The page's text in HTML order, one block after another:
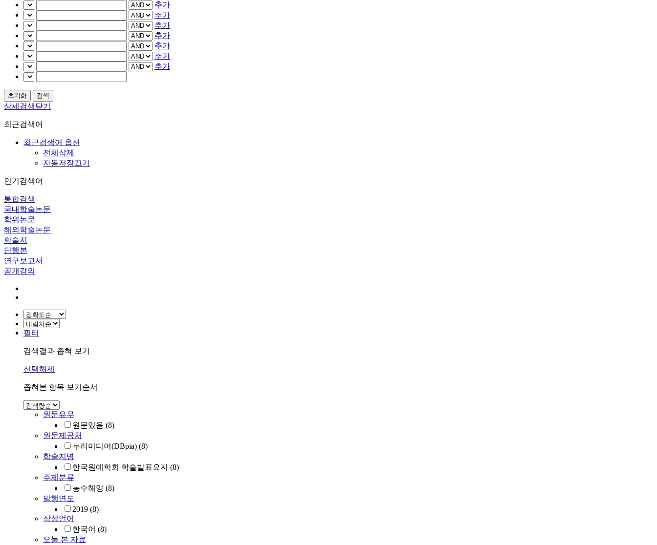
추가
추가
추가
추가
추가
추가
추가
상세검색닫기
최근검색어
최근검색어 옵션
전체삭제
자동저장끄기
인기검색어
통합검색
국내학술논문
학위논문
해외학술논문
학술지
단행본
연구보고서
공개강의
필터
검색결과 좁혀 보기
선택해제
좁혀본 항목 보기순서
원문유무
원문있음 (8)
원문제공처
누리미디어(DBpia) (8)
학술지명
한국원예학회 학술발표요지 (8)
주제분류
농수해양 (8)
발행연도
2019 (8)
작성언어
한국어 (8)
오늘 본 자료